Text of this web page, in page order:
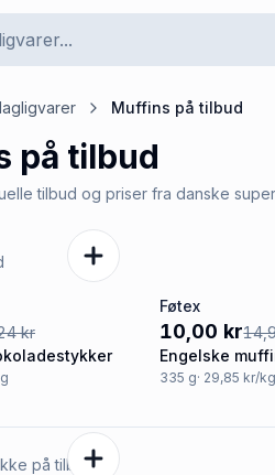
Muffins på tilbud
på tilbud
tilbud og priser fra danske
kr
-33%
Føtex
10,00 kr
Engelske
335 g· 29,85 kr/kg
på tilbud